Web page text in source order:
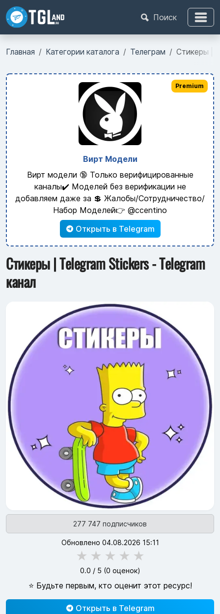
Поиск
Главная Категории каталога Телеграм Стикеры |
Вирт Модели
Вирт модели 🔞 Только верифицированные
каналы✔️ Моделей без верификации не
добавляем даже за 💲 Жалобы/Сотрудничество/
Набор Моделей👉 @ccentino
Открыть в Telegram
Premium
Стикеры | Telegram Stickers - Telegram
канал
277 747 подписчиков
Обновлено 04.08.2026 15:11
★ ★ ★ ★ ★
0.0 / 5 (0 оценок)
⭐ Будьте первым, кто оценит этот ресурс!
Открыть в Telegram